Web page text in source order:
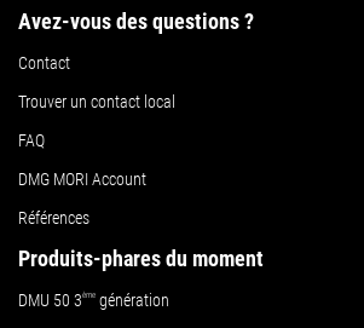
Avez-vous des questions ?
Contact
Trouver un contact local
FAQ
DMG MORI Account
Références
Produits-phares du moment
DMU 50 3ème génération